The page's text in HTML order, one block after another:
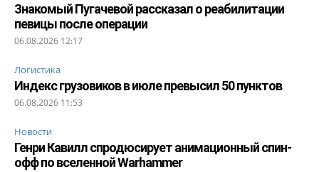
Знакомый Пугачевой рассказал о реабилитации
певицы после операции
06.08.2026 12:17
Логистика
Индекс грузовиков в июле превысил 50 пунктов
06.08.2026 11:53
Новости
Генри Кавилл спродюсирует анимационный спин-
офф по вселенной Warhammer